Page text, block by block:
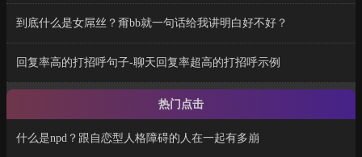
到底什么是女屌丝？甭bb就一句话给我讲明白好不好？
回复率高的打招呼句子-聊天回复率超高的打招呼示例
热门点击
什么是npd？跟自恋型人格障碍的人在一起有多崩